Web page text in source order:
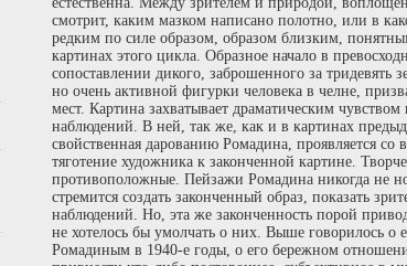
смотрит, каким мазком написано полотно, или в
редким по силе образом, образом близким,
картинах этого цикла. Образное начало в
сопоставлении дикого, заброшенного за тридевять
но очень активной фигурки человека в челне,
мест. Картина захватывает драматическим
наблюдений. В ней, так же, как и в картинах
свойственная дарованию Ромадина, проявляется со
тяготение художника к законченной картине.
противоположные. Пейзажи Ромадина никогда не
стремится создать законченный образ, показать
наблюдений. Но, эта же законченность порой
не хотелось бы умолчать о них. Выше говорилось о
Ромадиным в 1940-е годы, о его бережном